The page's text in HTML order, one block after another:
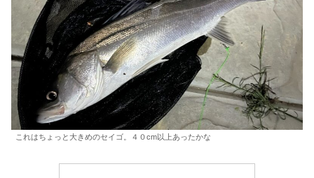
これはちょっと大きめのセイゴ。４０cm以上あったかな